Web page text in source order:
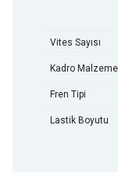
Vites Sayısı
Kadro
Fren Tipi
Lastik Boyutu